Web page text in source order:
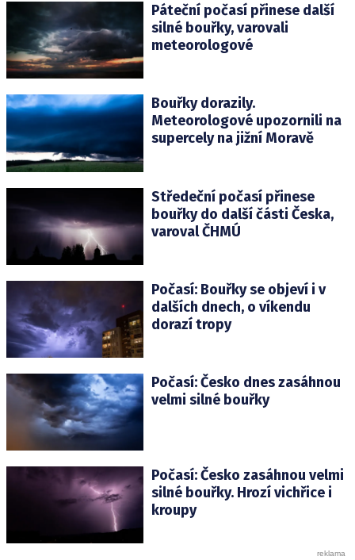
Páteční počasí přinese další
silné bouřky, varovali
meteorologové
Bouřky dorazily.
Meteorologové upozornili na
supercely na jižní Moravě
Středeční počasí přinese
bouřky do další části Česka,
varoval ČHMÚ
Počasí: Bouřky se objeví i v
dalších dnech, o víkendu
dorazí tropy
Počasí: Česko dnes zasáhnou
velmi silné bouřky
Počasí: Česko zasáhnou velmi
silné bouřky. Hrozí vichřice i
kroupy